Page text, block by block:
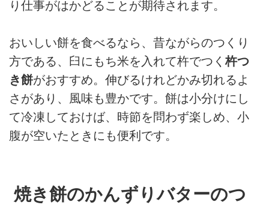
り仕事がはかどることが期待されます。
おいしい餅を食べるなら、昔ながらのつくり
方である、臼にもち米を入れて杵でつく杵つ
き餅がおすすめ。伸びるけれどかみ切れるよ
さがあり、風味も豊かです。餅は小分けにし
て冷凍しておけば、時節を問わず楽しめ、小
腹が空いたときにも便利です。
焼き餅のかんずりバターのつ